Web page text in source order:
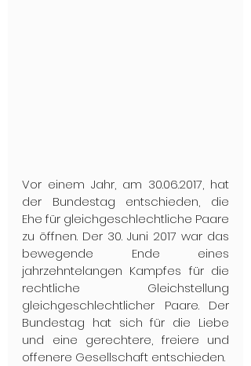
Vor einem Jahr, am 30.06.2017, hat
der Bundestag entschieden, die
Ehe für gleichgeschlechtliche Paare
zu öffnen. Der 30. Juni 2017 war das
bewegende Ende eines
jahrzehntelangen Kampfes für die
rechtliche Gleichstellung
gleichgeschlechtlicher Paare. Der
Bundestag hat sich für die Liebe
und eine gerechtere, freiere und
offenere Gesellschaft entschieden.